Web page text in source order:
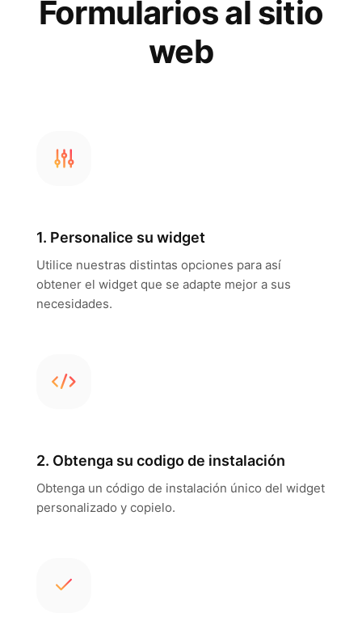
Formularios al sitio
web
1. Personalice su widget
Utilice nuestras distintas opciones para así
obtener el widget que se adapte mejor a sus
necesidades.
2. Obtenga su codigo de instalación
Obtenga un código de instalación único del widget
personalizado y copielo.